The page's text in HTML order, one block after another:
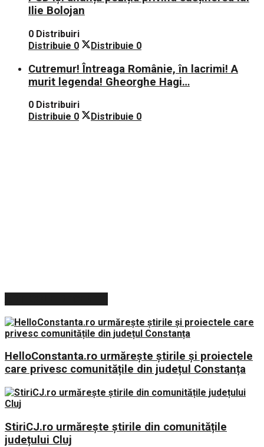
Ilie Bolojan
0 Distribuiri
Distribuie 0 Distribuie 0
Cutremur! Întreaga Românie, în lacrimi! A
murit legenda! Gheorghe Hagi…
0 Distribuiri
Distribuie 0 Distribuie 0
HelloConstanta.ro urmărește știrile și proiectele
care privesc comunitățile din județul Constanța
StiriCJ.ro urmărește știrile din comunitățile
județului Cluj